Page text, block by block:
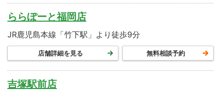
ららぽーと福岡店
JR鹿児島本線「竹下駅」より徒歩9分
店舗詳細を見る 無料相談予約
吉塚駅前店